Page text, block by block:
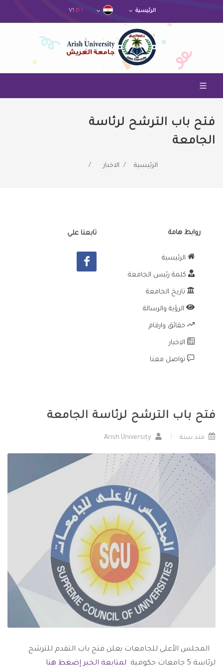
الرئيسية V1.0.1
فتح باب الترشح لرئاسة
الجامعة
الرئيسية الاخبار
روابط هامة
الرئيسية
كلمة رئيس الجامعة
تاريخ الجامعة
الرؤية والرسالة
حقائق وارقام
الاخبار
تواصل معنا
تابعنا علي
فتح باب الترشح لرئاسة الجامعة
منذ سنة
المجلس الأعلى للجامعات يعلن فتح باب التقدم للترشح
لرئاسة 5 جامعات حكومية
لمتابعة الخبر إضغط هنا